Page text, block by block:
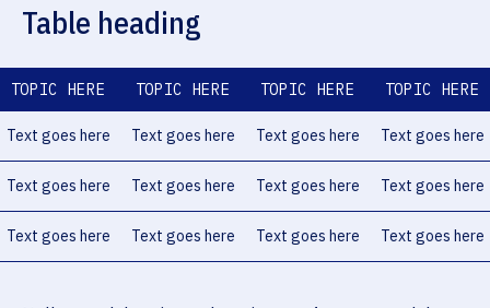
Table heading
TOPIC HERE TOPIC HERE TOPIC HERE TOPIC HERE
Text goes here Text goes here Text goes here Text goes here
Text goes here Text goes here Text goes here Text goes here
Text goes here Text goes here Text goes here Text goes here